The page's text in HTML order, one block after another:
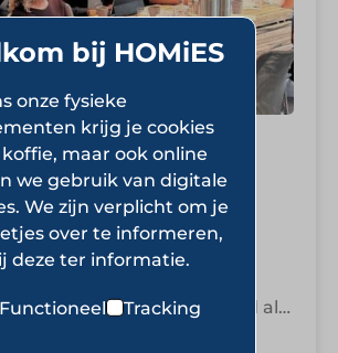
Sales
2026
Kroonprins, Vianen.
bent met een klant,
ketenpartner: jouw invloed als
begint veel eerder dan…
bij HOMiES
onze fysieke
krijg je cookies
maar ook online
we gebruik van digitale
We zijn verplicht om je
over te informeren,
deze ter informatie.
Tracking